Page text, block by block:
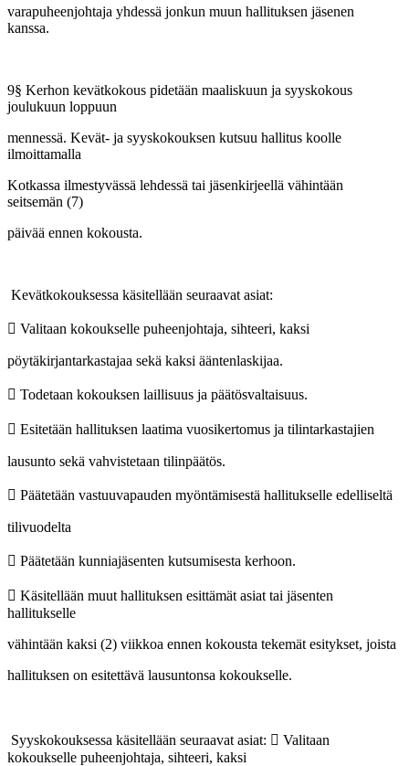
varapuheenjohtaja yhdessä jonkun muun hallituksen jäsenen
kanssa.
9§ Kerhon kevätkokous pidetään maaliskuun ja syyskokous
joulukuun loppuun
mennessä. Kevät- ja syyskokouksen kutsuu hallitus koolle
ilmoittamalla
Kotkassa ilmestyvässä lehdessä tai jäsenkirjeellä vähintään
seitsemän (7)
päivää ennen kokousta.
Kevätkokouksessa käsitellään seuraavat asiat:
 Valitaan kokoukselle puheenjohtaja, sihteeri, kaksi
pöytäkirjantarkastajaa sekä kaksi ääntenlaskijaa.
 Todetaan kokouksen laillisuus ja päätösvaltaisuus.
 Esitetään hallituksen laatima vuosikertomus ja tilintarkastajien
lausunto sekä vahvistetaan tilinpäätös.
 Päätetään vastuuvapauden myöntämisestä hallitukselle edelliseltä
tilivuodelta
 Päätetään kunniajäsenten kutsumisesta kerhoon.
 Käsitellään muut hallituksen esittämät asiat tai jäsenten
hallitukselle
vähintään kaksi (2) viikkoa ennen kokousta tekemät esitykset, joista
hallituksen on esitettävä lausuntonsa kokoukselle.
Syyskokouksessa käsitellään seuraavat asiat:  Valitaan
kokoukselle puheenjohtaja, sihteeri, kaksi